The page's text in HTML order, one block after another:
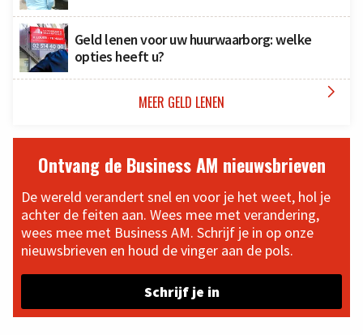
Geld lenen voor uw huurwaarborg: welke
opties heeft u?
MEER GELD LENEN 
Ontvang de Business AM nieuwsbrieven
De wereld verandert snel en voor je het weet, hol je
achter de feiten aan. Wees mee met verandering,
wees mee met Business AM. Schrijf je in op onze
nieuwsbrieven en houd de vinger aan de pols.
Schrijf je in